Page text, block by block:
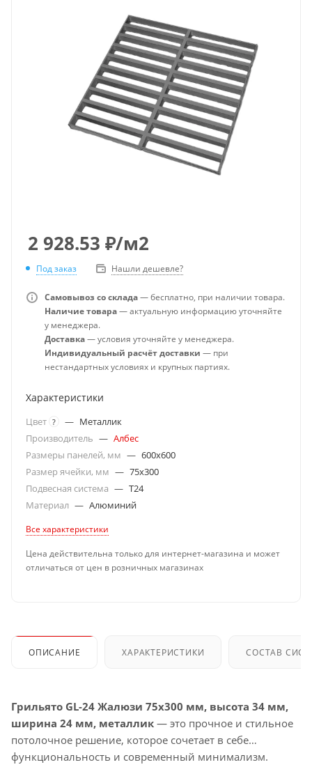
2 928.53 ₽/м2
Под заказ Нашли дешевле?
Самовывоз со склада— бесплатно, при наличии товара.
Наличие товара— актуальную информацию уточняйте
у менеджера.
Доставка— условия уточняйте у менеджера.
Индивидуальный расчёт доставки — при
нестандартных условиях и крупных партиях.
Характеристики
Цвет ? — Металлик
Производитель — Албес
Размеры панелей, мм — 600x600
Размер ячейки, мм — 75x300
Подвесная система — T24
Материал — Алюминий
Все характеристики
Цена действительна только для интернет-магазина и может
отличаться от цен в розничных магазинах
ОПИСАНИЕ ХАРАКТЕРИСТИКИ СОСТАВ
Грильято GL-24 Жалюзи 75x300 мм, высота 34 мм,
ширина 24 мм, металлик — это прочное и стильное
потолочное решение, которое сочетает в себе
функциональность и современный минимализм.